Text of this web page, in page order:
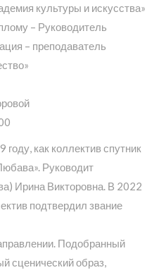
культуры и искусства»
– Руководитель
– преподаватель
как коллектив спутник
Руководит
Ирина Викторовна. В 2022
подтвердил звание
Подобранный
сценический образ,